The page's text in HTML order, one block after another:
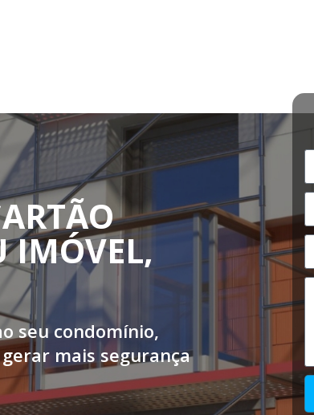
IMÓVEL,
seu condomínio,
mais segurança